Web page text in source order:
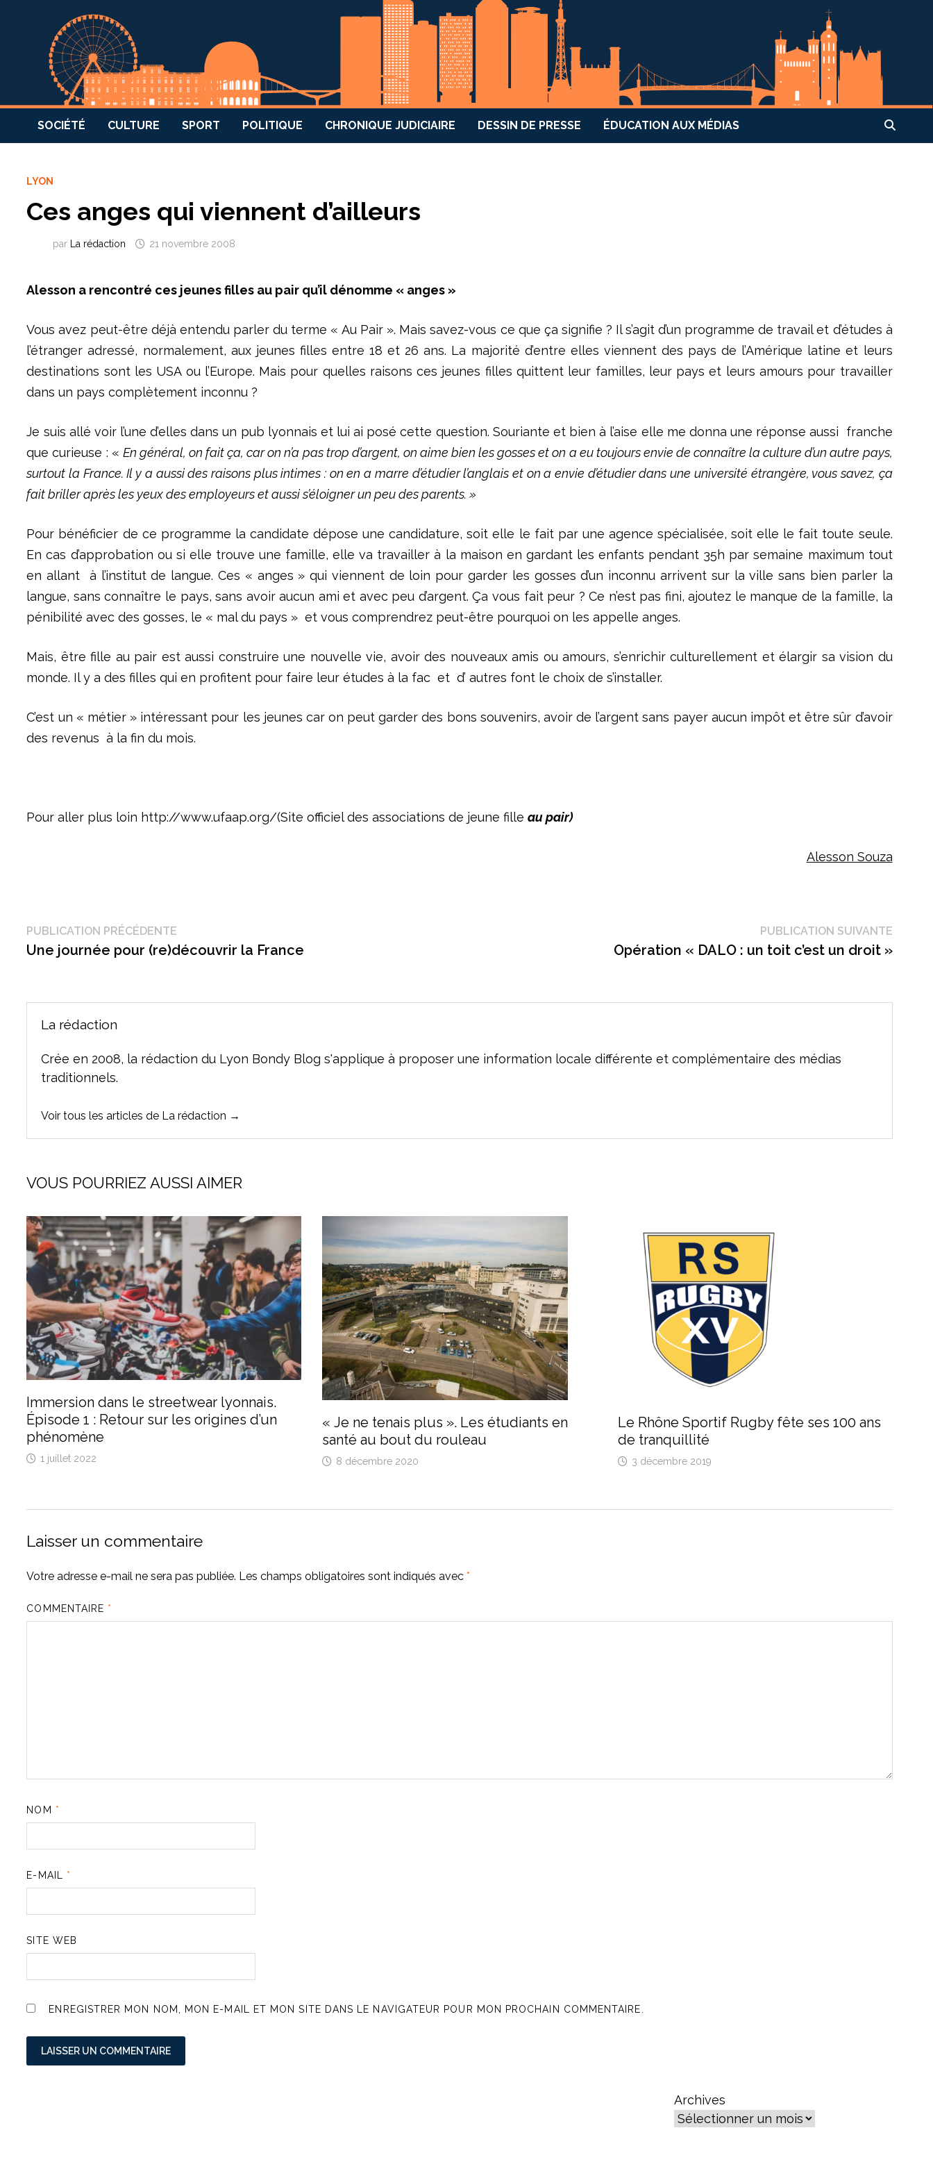
SOCIÉTÉ CULTURE SPORT POLITIQUE CHRONIQUE JUDICIAIRE DESSIN DE PRESSE ÉDUCATION AUX MÉDIAS
LYON
Ces anges qui viennent d’ailleurs
par La rédaction 21 novembre 2008
Alesson a rencontré ces jeunes filles au pair qu’il dénomme « anges »
Vous avez peut-être déjà entendu parler du terme « Au Pair ». Mais savez-vous ce que ça signifie ? Il s’agit d’un programme de travail et d’études à
l’étranger adressé, normalement, aux jeunes filles entre 18 et 26 ans. La majorité d’entre elles viennent des pays de l’Amérique latine et leurs
destinations sont les USA ou l’Europe. Mais pour quelles raisons ces jeunes filles quittent leur familles, leur pays et leurs amours pour travailler
dans un pays complètement inconnu ?
Je suis allé voir l’une d’elles dans un pub lyonnais et lui ai posé cette question. Souriante et bien à l’aise elle me donna une réponse aussi franche
que curieuse : « En général, on fait ça, car on n’a pas trop d’argent, on aime bien les gosses et on a eu toujours envie de connaître la culture d’un autre pays,
surtout la France. Il y a aussi des raisons plus intimes : on en a marre d’étudier l’anglais et on a envie d’étudier dans une université étrangère, vous savez, ça
fait briller après les yeux des employeurs et aussi s’éloigner un peu des parents. »
Pour bénéficier de ce programme la candidate dépose une candidature, soit elle le fait par une agence spécialisée, soit elle le fait toute seule.
En cas d’approbation ou si elle trouve une famille, elle va travailler à la maison en gardant les enfants pendant 35h par semaine maximum tout
en allant à l’institut de langue. Ces « anges » qui viennent de loin pour garder les gosses d’un inconnu arrivent sur la ville sans bien parler la
langue, sans connaître le pays, sans avoir aucun ami et avec peu d’argent. Ça vous fait peur ? Ce n’est pas fini, ajoutez le manque de la famille, la
pénibilité avec des gosses, le « mal du pays » et vous comprendrez peut-être pourquoi on les appelle anges.
Mais, être fille au pair est aussi construire une nouvelle vie, avoir des nouveaux amis ou amours, s’enrichir culturellement et élargir sa vision du
monde. Il y a des filles qui en profitent pour faire leur études à la fac et d’ autres font le choix de s’installer.
C’est un « métier » intéressant pour les jeunes car on peut garder des bons souvenirs, avoir de l’argent sans payer aucun impôt et être sûr d’avoir
des revenus à la fin du mois.
Pour aller plus loin http://www.ufaap.org/(Site officiel des associations de jeune filleau pair)
Alesson Souza
Navigation
de
PUBLICATION PRÉCÉDENTE
précédente :
Une journée pour (re)découvrir la France
PUBLICATION SUIVANTE
Opération « DALO : un toit c’est un droit »
La rédaction
Crée en 2008, la rédaction du Lyon Bondy Blog s'applique à proposer une information locale différente et complémentaire des médias
traditionnels.
Voir tous les articles de La rédaction →
VOUS POURRIEZ AUSSI AIMER
Immersion dans le streetwear lyonnais.
Épisode 1 : Retour sur les origines d’un
phénomène
1 juillet 2022
« Je ne tenais plus ». Les étudiants en
santé au bout du rouleau
8 décembre 2020
Le Rhône Sportif Rugby fête ses 100 ans
de tranquillité
3 décembre 2019
Laisser un commentaire
Votre adresse e-mail ne sera pas publiée. Les champs obligatoires sont indiqués avec*
COMMENTAIRE *
NOM *
E-MAIL *
SITE WEB
ENREGISTRER MON NOM, MON E-MAIL ET MON SITE DANS LE NAVIGATEUR POUR MON PROCHAIN COMMENTAIRE.
Archives